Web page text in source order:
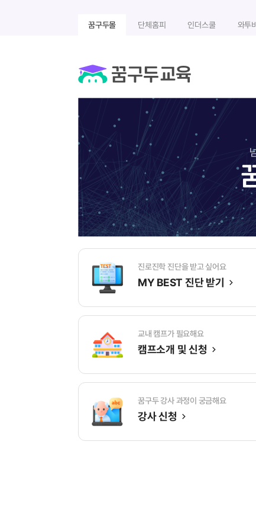
꿈구두몰 단체홈피 인더스쿨 와투비
진로진학 진단을 받고 싶어요
MY BEST 진단 받기
교내 캠프가 필요해요
캠프소개 및 신청
꿈구두 강사 과정이 궁금해요
강사 신청